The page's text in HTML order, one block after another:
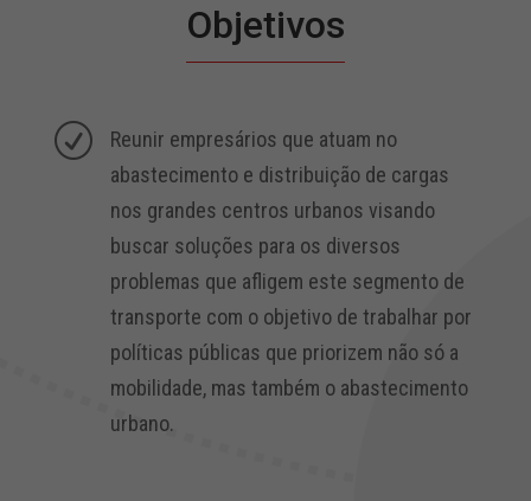
Objetivos
R
Reunir empresários que atuam no
abastecimento e distribuição de cargas
nos grandes centros urbanos visando
buscar soluções para os diversos
problemas que afligem este segmento de
transporte com o objetivo de trabalhar por
políticas públicas que priorizem não só a
mobilidade, mas também o abastecimento
urbano.